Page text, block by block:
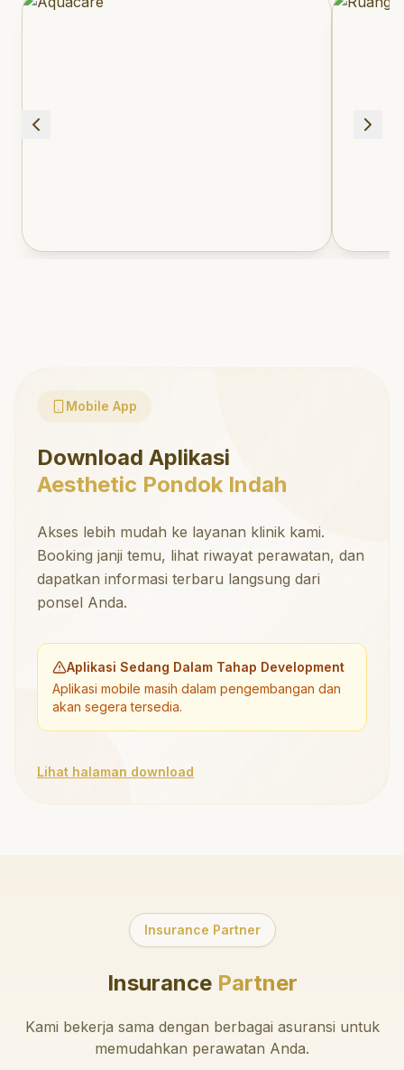
Mobile App
Download Aplikasi
Aesthetic Pondok Indah
Akses lebih mudah ke layanan klinik kami.
Booking janji temu, lihat riwayat perawatan, dan
dapatkan informasi terbaru langsung dari
ponsel Anda.
Aplikasi Sedang Dalam Tahap Development
Aplikasi mobile masih dalam pengembangan dan
akan segera tersedia.
Lihat halaman download
Insurance Partner
InsurancePartner
Kami bekerja sama dengan berbagai asuransi untuk
memudahkan perawatan Anda.